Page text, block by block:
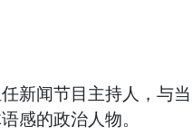
闻节目主持人，与
感的政治人物。